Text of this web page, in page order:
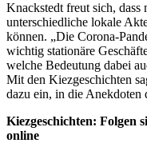
Knackstedt freut sich, dass
unterschiedliche lokale
können. „Die Corona-
wichtig stationäre
welche Bedeutung dabei
Mit den Kiezgeschichten
dazu ein, in die Anekdoten
Kiezgeschichten: Folgen
online